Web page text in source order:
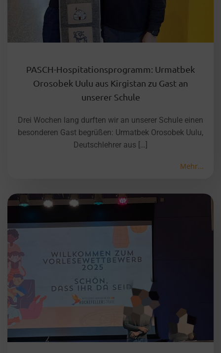
PASCH-Hospitationsprogramm: Urmatbek
Orosobek Uulu aus Kirgistan zu Gast an
unserer Schule
Drei Wochen lang durften wir an unserer Schule einen
besonderen Gast begrüßen: Urmatbek Orosobek Uulu,
Deutschlehrer aus […]
Mehr...